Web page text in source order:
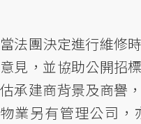
當法團決定進行維修
意見，並協助公開招
估承建商背景及商譽
物業另有管理公司，